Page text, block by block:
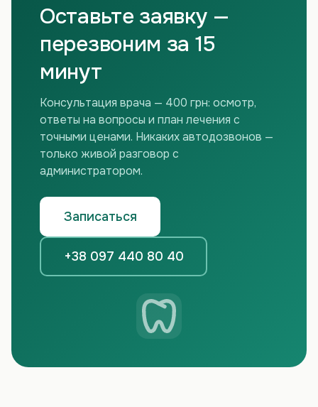
Оставьте заявку —
перезвоним за 15
минут
Консультация врача — 400 грн: осмотр,
ответы на вопросы и план лечения с
точными ценами. Никаких автодозвонов —
только живой разговор с
администратором.
Записаться
+38 097 440 80 40